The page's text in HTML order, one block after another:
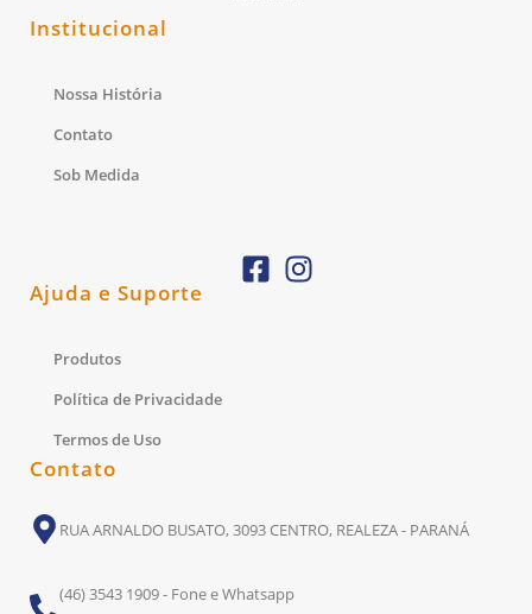
Institucional
Nossa História
Contato
Sob Medida
Ajuda e Suporte
Produtos
Política de Privacidade
Termos de Uso
Contato
RUA ARNALDO BUSATO, 3093 CENTRO, REALEZA - PARANÁ
(46) 3543 1909 - Fone e Whatsapp